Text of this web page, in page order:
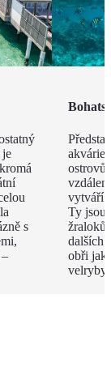
je
s
ostrovů
vytváří
Ty jsou
dalších
obři
velryby.